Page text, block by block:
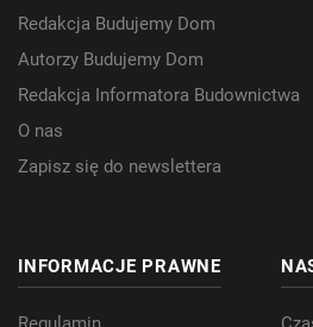
Redakcja Budujemy Dom
Autorzy Budujemy Dom
Redakcja Informatora Budownictwa
O nas
Zapisz się do newslettera
INFORMACJE PRAWNE